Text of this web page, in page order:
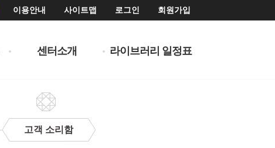
이용안내 사이트맵 로그인 회원가입
센터소개 라이브러리 일정표
고객 소리함